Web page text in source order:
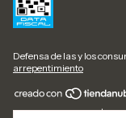
Defensa de las y los
arrepentimiento
Copyright Haya Paz |